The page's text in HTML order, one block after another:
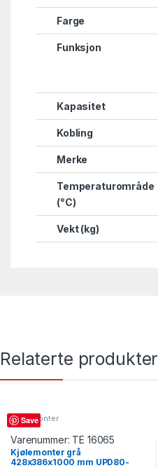
Farge
Funksjon
Kapasitet
Kobling
Merke
Temperaturområde
(°C)
Vekt (kg)
Relaterte produkter
Save
Kjølemonter
Varenummer: TE 16065
Kjølemonter grå
428x386x1000 mm UPD80-